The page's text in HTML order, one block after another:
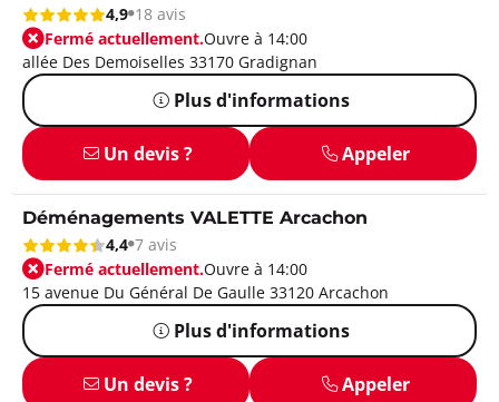
4,9 18 avis
Fermé actuellement.Ouvre à 14:00
allée Des Demoiselles 33170 Gradignan
Plus d'informations
Un devis ? Appeler
Déménagements VALETTE Arcachon
4,4 7 avis
Fermé actuellement.Ouvre à 14:00
15 avenue Du Général De Gaulle 33120 Arcachon
Plus d'informations
Un devis ? Appeler